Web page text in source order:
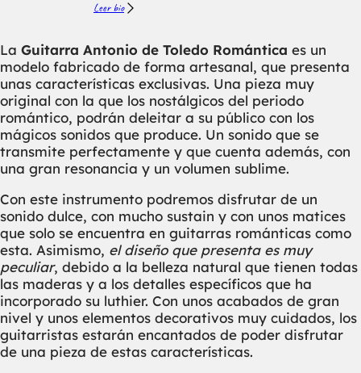
Leer bio
La Guitarra Antonio de Toledo Romántica es un
modelo fabricado de forma artesanal, que presenta
unas características exclusivas. Una pieza muy
original con la que los nostálgicos del periodo
romántico, podrán deleitar a su público con los
mágicos sonidos que produce. Un sonido que se
transmite perfectamente y que cuenta además, con
una gran resonancia y un volumen sublime.
Con este instrumento podremos disfrutar de un
sonido dulce, con mucho sustain y con unos matices
que solo se encuentra en guitarras románticas como
esta. Asimismo, el diseño que presenta es muy
peculiar, debido a la belleza natural que tienen todas
las maderas y a los detalles específicos que ha
incorporado su luthier. Con unos acabados de gran
nivel y unos elementos decorativos muy cuidados, los
guitarristas estarán encantados de poder disfrutar
de una pieza de estas características.